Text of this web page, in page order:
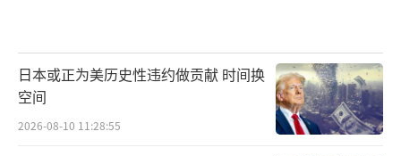
日本或正为美历史性违约做贡献 时间换
空间
2026-08-10 11:28:55